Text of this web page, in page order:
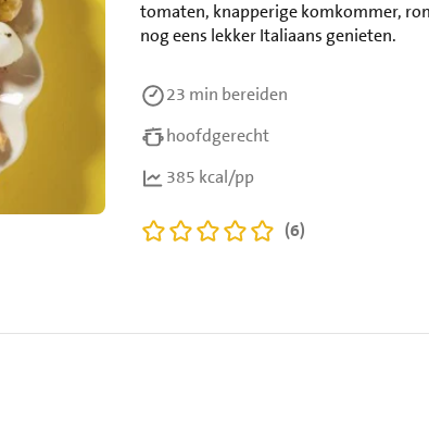
tomaten, knapperige komkommer,
nog eens lekker Italiaans genieten.
23 min bereiden
hoofdgerecht
385 kcal/pp
(6)